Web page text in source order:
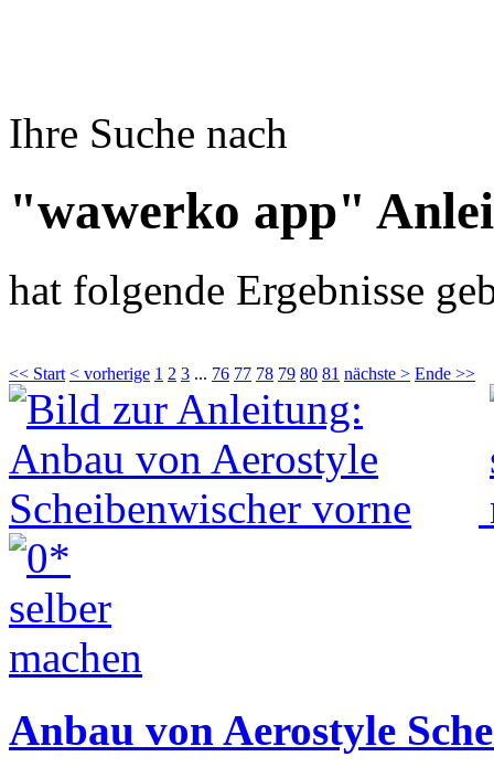
Ihre Suche nach
"wawerko app"
hat folgende Ergebnisse
<< Start < vorherige 1 2 3 ... 76 77 78 79 80 81 nächste > Ende >>
Anbau von Aerostyle